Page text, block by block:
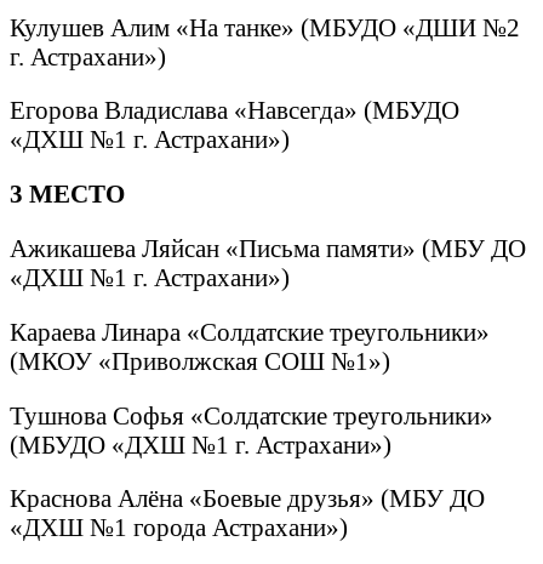
Кулушев Алим «На танке» (МБУДО «ДШИ №2
г. Астрахани»)
Егорова Владислава «Навсегда» (МБУДО
«ДХШ №1 г. Астрахани»)
3 МЕСТО
Ажикашева Ляйсан «Письма памяти» (МБУ ДО
«ДХШ №1 г. Астрахани»)
Караева Линара «Солдатские треугольники»
(МКОУ «Приволжская СОШ №1»)
Тушнова Софья «Солдатские треугольники»
(МБУДО «ДХШ №1 г. Астрахани»)
Краснова Алёна «Боевые друзья» (МБУ ДО
«ДХШ №1 города Астрахани»)